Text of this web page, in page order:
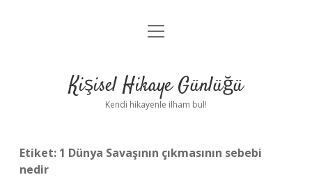
Anasayfa
Yasal Uyarı
menüyü
Kişisel Hikaye Günlüğü
Kendi hikayenle ilham bul!
Etiket: 1 Dünya Savaşının çıkmasının sebebi
nedir